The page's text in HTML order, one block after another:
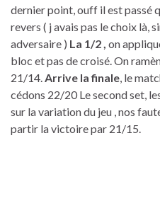
dernier point, ouff il est passé
revers ( j avais pas le choix là,
adversaire ) La 1/2 , on
bloc et pas de croisé. On
21/14.Arrive la finale, le
cédons 22/20 Le second set,
sur la variation du jeu , nos
partir la victoire par 21/15.